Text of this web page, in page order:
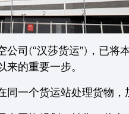
公司(“汉莎货运”)，已
的重要一步。
同一个货运站处理货物